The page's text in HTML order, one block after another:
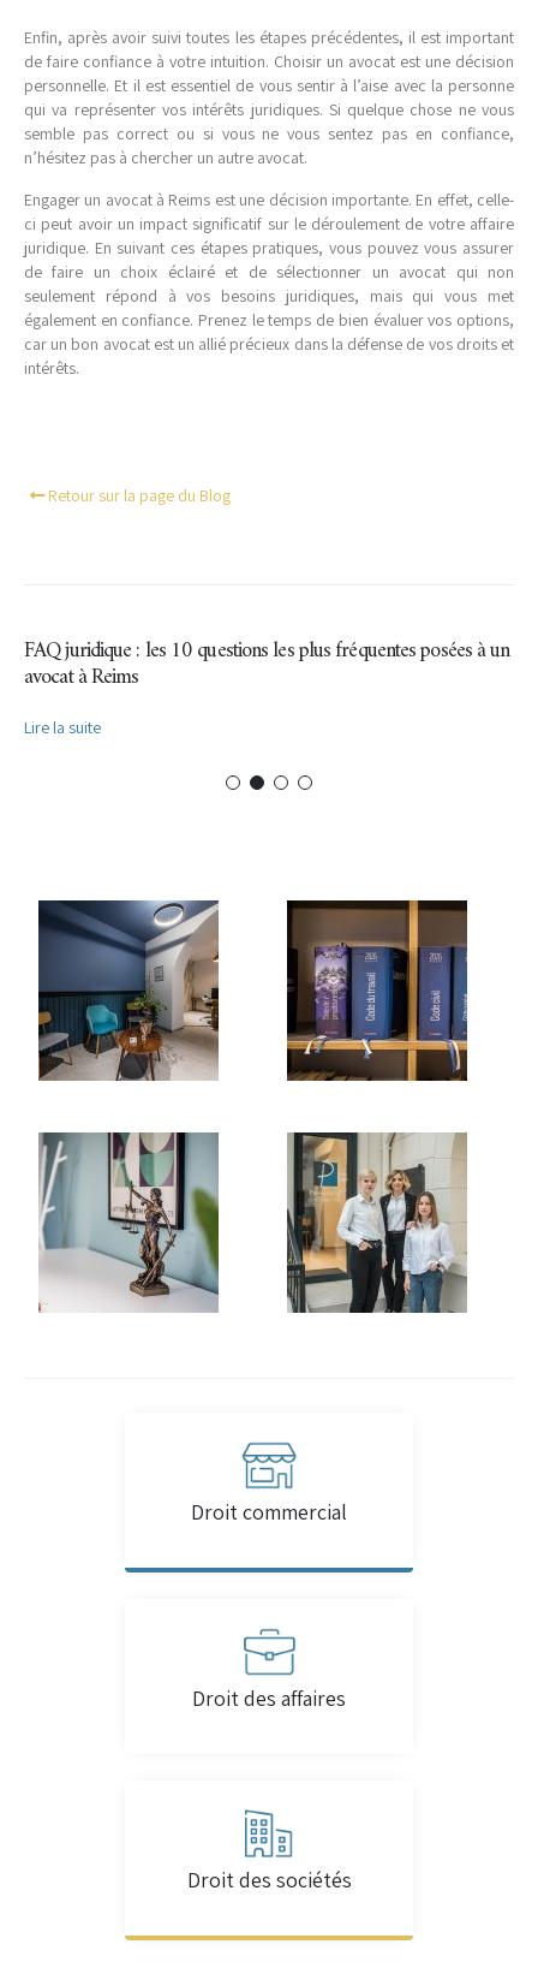
Enfin, après avoir suivi toutes les étapes précédentes, il est important
de faire confiance à votre intuition. Choisir un avocat est une décision
personnelle. Et il est essentiel de vous sentir à l’aise avec la personne
qui va représenter vos intérêts juridiques. Si quelque chose ne vous
semble pas correct ou si vous ne vous sentez pas en confiance,
n’hésitez pas à chercher un autre avocat.
Engager un avocat à Reims est une décision importante. En effet, celle-
ci peut avoir un impact significatif sur le déroulement de votre affaire
juridique. En suivant ces étapes pratiques, vous pouvez vous assurer
de faire un choix éclairé et de sélectionner un avocat qui non
seulement répond à vos besoins juridiques, mais qui vous met
également en confiance. Prenez le temps de bien évaluer vos options,
car un bon avocat est un allié précieux dans la défense de vos droits et
intérêts.
Retour sur la page du Blog
FAQ juridique : les 10 questions les plus fréquentes posées à un
avocat à Reims
Lire la suite
Droit commercial
Droit des affaires
Droit des sociétés